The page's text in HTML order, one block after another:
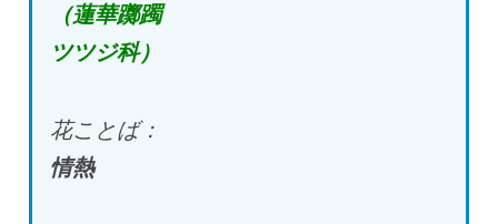
（蓮華躑躅
ツツジ科）
花ことば：
情熱